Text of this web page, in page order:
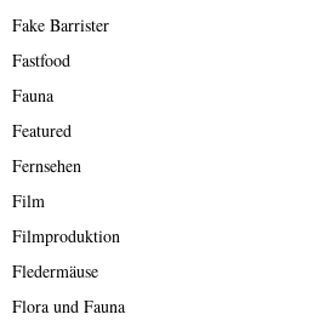
Fake Barrister
Fastfood
Fauna
Featured
Fernsehen
Film
Filmproduktion
Fledermäuse
Flora und Fauna